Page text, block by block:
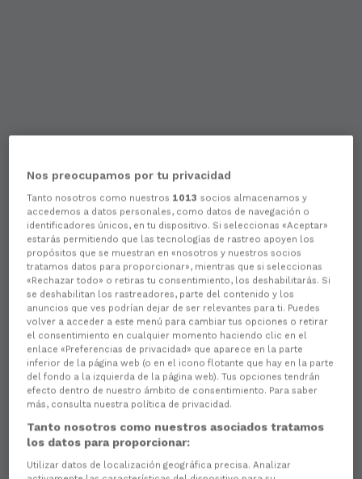
Nos preocupamos por tu privacidad
Tanto nosotros como nuestros 1013 socios almacenamos y
accedemos a datos personales, como datos de navegación o
identificadores únicos, en tu dispositivo. Si seleccionas «Aceptar»
estarás permitiendo que las tecnologías de rastreo apoyen los
propósitos que se muestran en «nosotros y nuestros socios
tratamos datos para proporcionar», mientras que si seleccionas
«Rechazar todo» o retiras tu consentimiento, los deshabilitarás. Si
se deshabilitan los rastreadores, parte del contenido y los
anuncios que ves podrían dejar de ser relevantes para ti. Puedes
volver a acceder a este menú para cambiar tus opciones o retirar
el consentimiento en cualquier momento haciendo clic en el
enlace «Preferencias de privacidad» que aparece en la parte
inferior de la página web (o en el icono flotante que hay en la parte
del fondo a la izquierda de la página web). Tus opciones tendrán
efecto dentro de nuestro ámbito de consentimiento. Para saber
más, consulta nuestra política de privacidad.
Tanto nosotros como nuestros asociados tratamos
los datos para proporcionar:
Utilizar datos de localización geográfica precisa. Analizar